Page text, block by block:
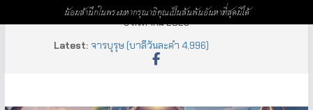
9 สิงหาคม 2026
Latest: จารบุรุษ (บาลีวันละคำ 4,996)
ห้าพัน (บาลีวันละคำ 5,000)
น้อมสำนึกในพระมหากรุณาธิคุณเป็นล้นพ้นอันหาที่สุดมิได้